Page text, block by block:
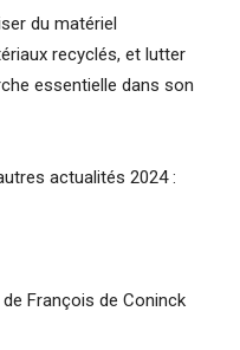
du matériel
recyclés, et lutter
essentielle dans son
actualités 2024 :
François de Coninck